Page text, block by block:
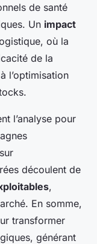
de santé
Un impact
où la
de la
l’optimisation
l’analyse pour
découlent de
,
En somme,
transformer
générant